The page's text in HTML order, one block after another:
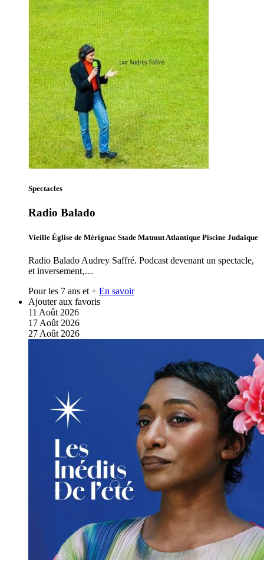
Spectacles
Radio Balado
Vieille Église de Mérignac Stade Matmut Atlantique Piscine Judaïque
Radio Balado Audrey Saffré. Podcast devenant un spectacle,
et inversement,…
Pour les 7 ans et + En savoir
Ajouter aux favoris
11 Août 2026
17 Août 2026
27 Août 2026